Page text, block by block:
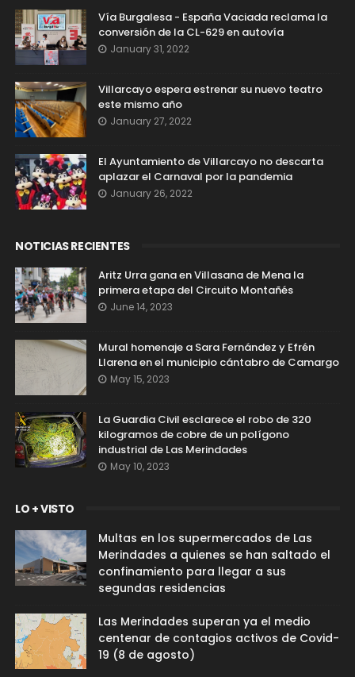
Vía Burgalesa - España Vaciada reclama la
conversión de la CL-629 en autovía
January 31, 2022
Villarcayo espera estrenar su nuevo teatro
este mismo año
January 27, 2022
El Ayuntamiento de Villarcayo no descarta
aplazar el Carnaval por la pandemia
January 26, 2022
NOTICIAS RECIENTES
Aritz Urra gana en Villasana de Mena la
primera etapa del Circuito Montañés
June 14, 2023
Mural homenaje a Sara Fernández y Efrén
Llarena en el municipio cántabro de Camargo
May 15, 2023
La Guardia Civil esclarece el robo de 320
kilogramos de cobre de un polígono
industrial de Las Merindades
May 10, 2023
LO + VISTO
Multas en los supermercados de Las
Merindades a quienes se han saltado el
confinamiento para llegar a sus
segundas residencias
Las Merindades superan ya el medio
centenar de contagios activos de Covid-
19 (8 de agosto)